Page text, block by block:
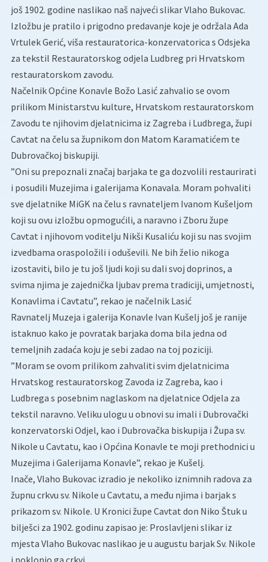
još 1902. godine naslikao naš najveći slikar Vlaho Bukovac.
Izložbu je pratilo i prigodno predavanje koje je održala Ada
Vrtulek Gerić, viša restauratorica-konzervatorica s Odsjeka
za tekstil Restauratorskog odjela Ludbreg pri Hrvatskom
restauratorskom zavodu.
Načelnik Općine Konavle Božo Lasić zahvalio se ovom
prilikom Ministarstvu kulture, Hrvatskom restauratorskom
Zavodu te njihovim djelatnicima iz Zagreba i Ludbrega, župi
Cavtat na čelu sa župnikom don Matom Karamatićem te
Dubrovačkoj biskupiji.
”Oni su prepoznali značaj barjaka te ga dozvolili restaurirati
i posudili Muzejima i galerijama Konavala. Moram pohvaliti
sve djelatnike MiGK na čelu s ravnateljem Ivanom Kušeljom
koji su ovu izložbu opmogućili, a naravno i Zboru župe
Cavtat i njihovom voditelju Nikši Kusaliću koji su nas svojim
izvedbama oraspoložili i oduševili. Ne bih želio nikoga
izostaviti, bilo je tu još ljudi koji su dali svoj doprinos, a
svima njima je zajednička ljubav prema tradiciji, umjetnosti,
Konavlima i Cavtatu”, rekao je načelnik Lasić
Ravnatelj Muzeja i galerija Konavle Ivan Kušelj još je ranije
istaknuo kako je povratak barjaka doma bila jedna od
temeljnih zadaća koju je sebi zadao na toj poziciji.
”Moram se ovom prilikom zahvaliti svim djelatnicima
Hrvatskog restauratorskog Zavoda iz Zagreba, kao i
Ludbrega s posebnim naglaskom na djelatnice Odjela za
tekstil naravno. Veliku ulogu u obnovi su imali i Dubrovački
konzervatorski Odjel, kao i Dubrovačka biskupija i Župa sv.
Nikole u Cavtatu, kao i Općina Konavle te moji prethodnici u
Muzejima i Galerijama Konavle”, rekao je Kušelj.
Inače, Vlaho Bukovac izradio je nekoliko iznimnih radova za
župnu crkvu sv. Nikole u Cavtatu, a među njima i barjak s
prikazom sv. Nikole. U Kronici župe Cavtat don Niko Štuk u
bilješci za 1902. godinu zapisao je: Proslavljeni slikar iz
mjesta Vlaho Bukovac naslikao je u augustu barjak Sv. Nikole
i poklonio ga crkvi.